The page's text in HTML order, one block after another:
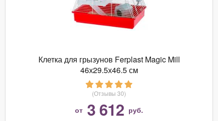
Клетка для грызунов Ferplast Magic Mill
46х29.5х46.5 см
(Отзывы 30)
от 3 612 руб.